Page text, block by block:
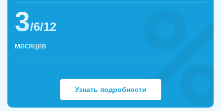
3/6/12
месяцев
Узнать подробности